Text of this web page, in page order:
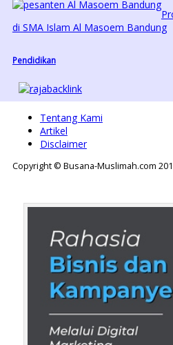
di SMA Islam Al Masoem Bandung
Pendidikan
Tentang Kami
Artikel
Disclaimer
Copyright © Busana-Muslimah.com